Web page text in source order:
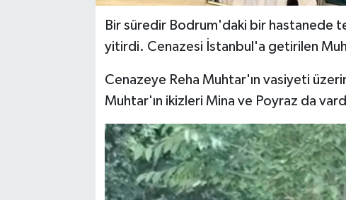
Bir süredir Bodrum'daki bir hastanede
yitirdi. Cenazesi İstanbul'a getirilen
Cenazeye Reha Muhtar'ın vasiyeti
Muhtar'ın ikizleri Mina ve Poyraz da